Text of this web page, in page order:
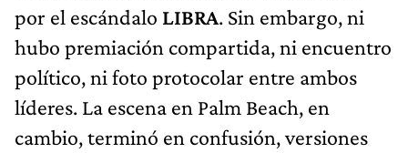
por el escándalo LIBRA. Sin embargo, ni
hubo premiación compartida, ni encuentro
político, ni foto protocolar entre ambos
líderes. La escena en Palm Beach, en
cambio, terminó en confusión, versiones